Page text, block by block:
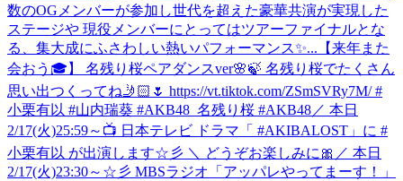
数のOGメンバーが参加し世代を超えた豪華共演が実現した
ステージや 現役メンバーにとってはツアーファイナルとな
る、集大成にふさわしい熱いパフォーマンス✨... 【来年また
会おう🎓】 名残り桜ペアダンスver🌸🍃 名残り桜でたくさん
思い出つくってね🤳🏻🌷 https://vt.tiktok.com/ZSmSVRy7M/ #
小栗有以 #山内瑞葵 #AKB48_名残り桜 #AKB48／ 本日
2/17(火)25:59～📺 日本テレビ ドラマ「 #AKIBALOST」に #
小栗有以 が出演します☆彡 ＼ どうぞお楽しみに🎀 ／ 本日
2/17(火)23:30～☆彡 MBSラジオ「アッパレやってまーす！」